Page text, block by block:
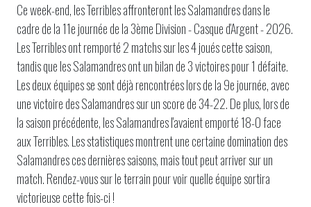
Ce week-end, les Terribles affronteront les Salamandres dans le
cadre de la 11e journée de la 3ème Division - Casque d'Argent - 2026.
Les Terribles ont remporté 2 matchs sur les 4 joués cette saison,
tandis que les Salamandres ont un bilan de 3 victoires pour 1 défaite.
Les deux équipes se sont déjà rencontrées lors de la 9e journée, avec
une victoire des Salamandres sur un score de 34-22. De plus, lors de
la saison précédente, les Salamandres l'avaient emporté 18-0 face
aux Terribles. Les statistiques montrent une certaine domination des
Salamandres ces dernières saisons, mais tout peut arriver sur un
match. Rendez-vous sur le terrain pour voir quelle équipe sortira
victorieuse cette fois-ci !